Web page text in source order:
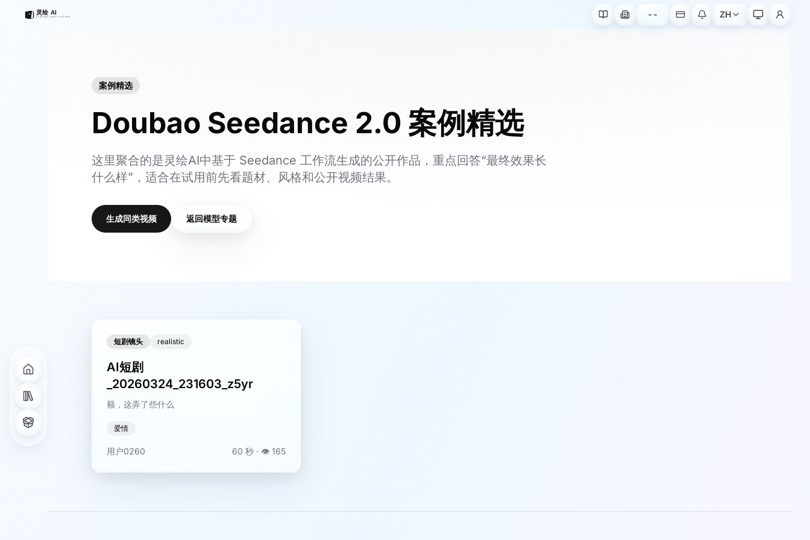
-- ZH
案例精选
Doubao Seedance 2.0 案例精选
这里聚合的是灵绘AI中基于 Seedance 工作流生成的公开作品，重点回答“最终效果长
什么样”，适合在试用前先看题材、风格和公开视频结果。
生成同类视频 返回模型专题
短剧镜头 realistic
AI短剧
_20260324_231603_z5yr
额，这弄了些什么
爱情
用户0260 60 秒 · 👁️ 165